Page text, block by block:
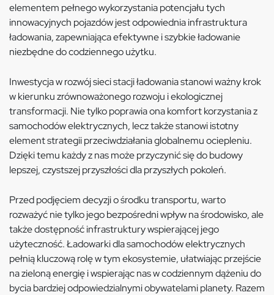
elementem pełnego wykorzystania potencjału tych
innowacyjnych pojazdów jest odpowiednia infrastruktura
ładowania, zapewniająca efektywne i szybkie ładowanie
niezbędne do codziennego użytku.
Inwestycja w rozwój sieci stacji ładowania stanowi ważny krok
w kierunku zrównoważonego rozwoju i ekologicznej
transformacji. Nie tylko poprawia ona komfort korzystania z
samochodów elektrycznych, lecz także stanowi istotny
element strategii przeciwdziałania globalnemu ociepleniu.
Dzięki temu każdy z nas może przyczynić się do budowy
lepszej, czystszej przyszłości dla przyszłych pokoleń.
Przed podjęciem decyzji o środku transportu, warto
rozważyć nie tylko jego bezpośredni wpływ na środowisko, ale
także dostępność infrastruktury wspierającej jego
użyteczność. Ładowarki dla samochodów elektrycznych
pełnią kluczową rolę w tym ekosystemie, ułatwiając przejście
na zieloną energię i wspierając nas w codziennym dążeniu do
bycia bardziej odpowiedzialnymi obywatelami planety. Razem